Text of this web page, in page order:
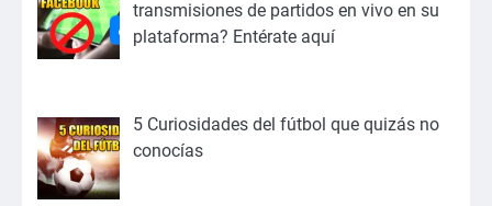
transmisiones de partidos en vivo en su
plataforma? Entérate aquí
5 Curiosidades del fútbol que quizás no
conocías